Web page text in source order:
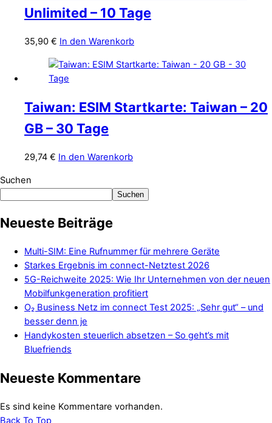
Unlimited – 10 Tage
35,90 € In den Warenkorb
Taiwan: ESIM Startkarte: Taiwan – 20
GB – 30 Tage
29,74 € In den Warenkorb
Suchen
Suchen
Neueste Beiträge
Multi-SIM: Eine Rufnummer für mehrere Geräte
Starkes Ergebnis im connect-Netztest 2026
5G-Reichweite 2025: Wie Ihr Unternehmen von der neuen
Mobilfunkgeneration profitiert
O₂ Business Netz im connect Test 2025: „Sehr gut“ – und
besser denn je
Handykosten steuerlich absetzen – So geht’s mit
Bluefriends
Neueste Kommentare
Es sind keine Kommentare vorhanden.
Back To Top